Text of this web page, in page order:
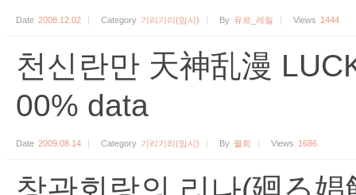
Date 2008.12.02 Category 기리기리(임시) By 유르_레릴 Views 1444
천신란만 天神乱漫
00% data
Date 2009.08.14 Category 기리기리(임시) By 월희 Views 1686